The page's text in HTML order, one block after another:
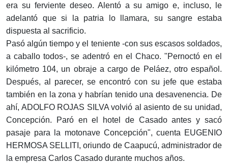
era su ferviente deseo. Alentó a su amigo e, incluso, le
adelantó que si la patria lo llamara, su sangre estaba
dispuesta al sacrificio.
Pasó algún tiempo y el teniente -con sus escasos soldados,
a caballo todos-, se adentró en el Chaco. "Pernoctó en el
kilómetro 104, un obraje a cargo de Peláez, otro español.
Después, al parecer, se encontró con su jefe que estaba
también en la zona y habrían tenido una desavenencia. De
ahí, ADOLFO ROJAS SILVA volvió al asiento de su unidad,
Concepción. Paró en el hotel de Casado antes y sacó
pasaje para la motonave Concepción", cuenta EUGENIO
HERMOSA SELLITI, oriundo de Caapucú, administrador de
la empresa Carlos Casado durante muchos años.